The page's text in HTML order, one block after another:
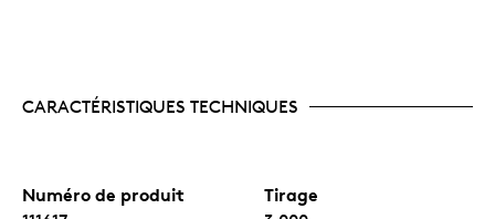
CARACTÉRISTIQUES TECHNIQUES
Numéro de produit Tirage